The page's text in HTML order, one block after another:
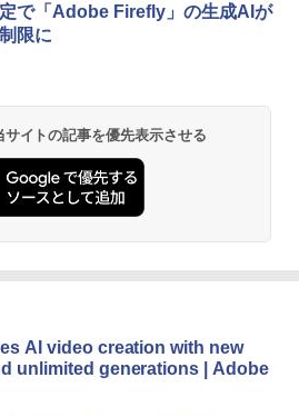
で「Adobe Firefly」の生成AIが
限に
イトの記事を優先表示させる
AI video creation with new
unlimited generations | Adobe